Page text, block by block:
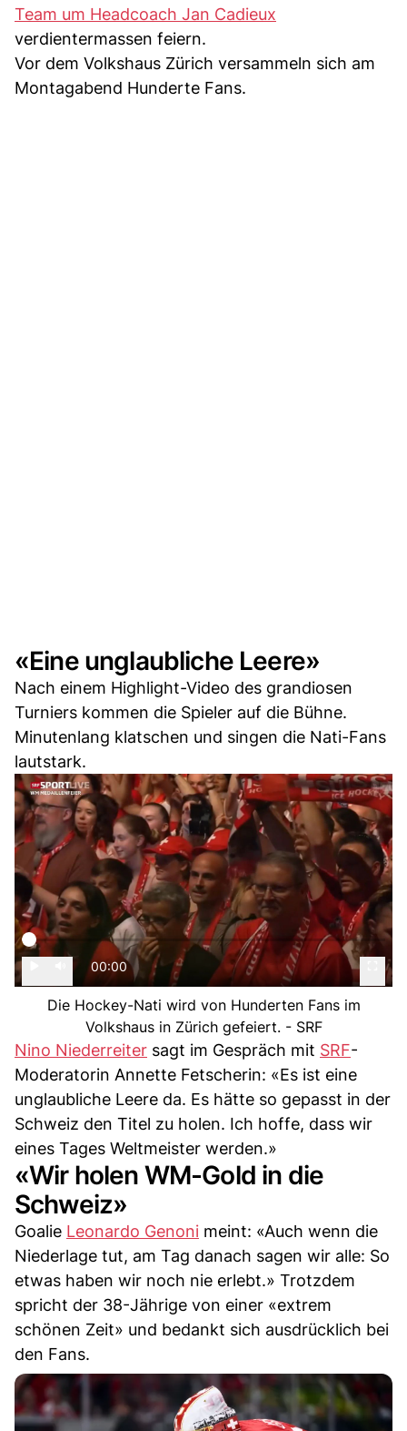
Team um Headcoach Jan Cadieux
verdientermassen feiern.
Vor dem Volkshaus Zürich versammeln sich am
Montagabend Hunderte Fans.
«Eine unglaubliche Leere»
Nach einem Highlight-Video des grandiosen
Turniers kommen die Spieler auf die Bühne.
Minutenlang klatschen und singen die Nati-Fans
lautstark.
00:00
Die Hockey-Nati wird von Hunderten Fans im
Volkshaus in Zürich gefeiert. - SRF
Nino Niederreiter sagt im Gespräch mit SRF-
Moderatorin Annette Fetscherin: «Es ist eine
unglaubliche Leere da. Es hätte so gepasst in der
Schweiz den Titel zu holen. Ich hoffe, dass wir
eines Tages Weltmeister werden.»
«Wir holen WM-Gold in die
Schweiz»
Goalie Leonardo Genoni meint: «Auch wenn die
Niederlage tut, am Tag danach sagen wir alle: So
etwas haben wir noch nie erlebt.» Trotzdem
spricht der 38-Jährige von einer «extrem
schönen Zeit» und bedankt sich ausdrücklich bei
den Fans.